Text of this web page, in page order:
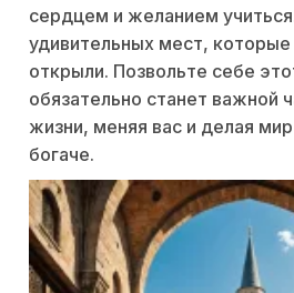
сердцем и желанием
удивительных мест,
открыли. Позвольте себе
обязательно станет важной
жизни, меняя вас и делая
богаче.